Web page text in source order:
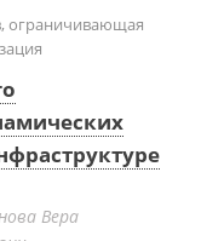
ограничивающая
Вера